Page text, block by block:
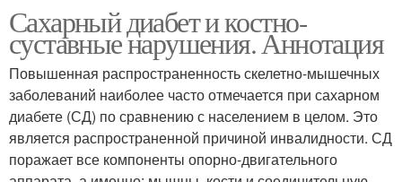
Сахарный диабет и костно-
суставные нарушения. Аннотация
Повышенная распространенность скелетно-мышечных
заболеваний наиболее часто отмечается при сахарном
диабете (СД) по сравнению с населением в целом. Это
является распространенной причиной инвалидности. СД
поражает все компоненты опорно-двигательного